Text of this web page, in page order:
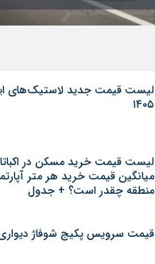
لیست قیمت جدید لاستیک‌های
۱۴۰۵
میانگین قیمت خرید هر متر
منطقه چقدر است؟ + جدول
قیمت سرویس پکیج شوفاژ دیواری در